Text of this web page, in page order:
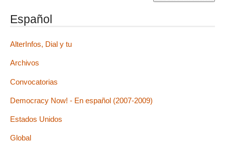
Español
AlterInfos, Dial y tu
Archivos
Convocatorias
Democracy Now! - En español (2007-2009)
Estados Unidos
Global